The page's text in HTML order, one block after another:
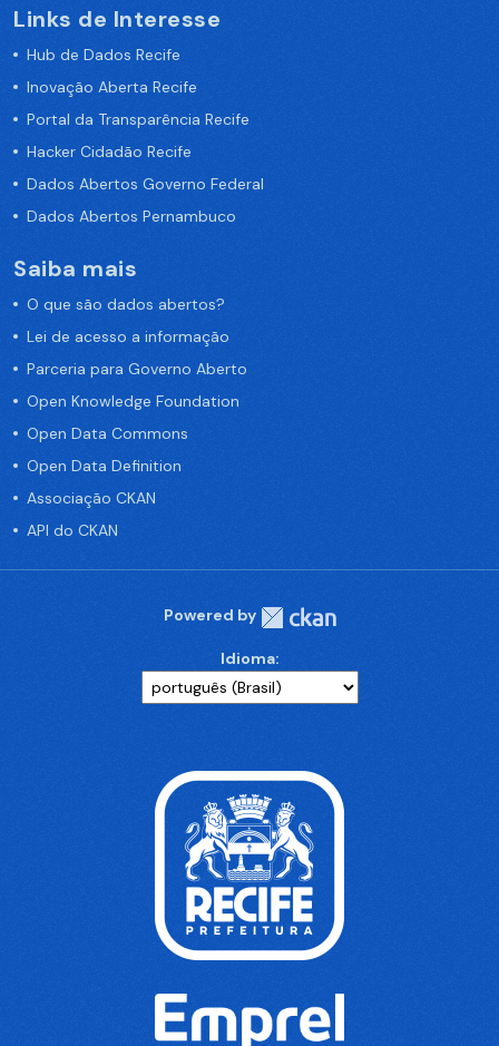
Links de Interesse
Hub de Dados Recife
Inovação Aberta Recife
Portal da Transparência Recife
Hacker Cidadão Recife
Dados Abertos Governo Federal
Dados Abertos Pernambuco
Saiba mais
O que são dados abertos?
Lei de acesso a informação
Parceria para Governo Aberto
Open Knowledge Foundation
Open Data Commons
Open Data Definition
Associação CKAN
API do CKAN
Powered by
Idioma